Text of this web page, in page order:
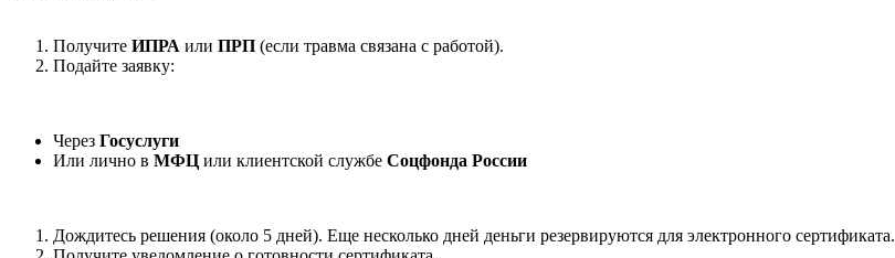
Получите ИПРА или ПРП (если травма связана с работой).
Подайте заявку:
Через Госуслуги
Или лично в МФЦили клиентской службе Соцфонда России
Дождитесь решения (около 5 дней). Еще несколько дней деньги резервируются для электронного сертификата.